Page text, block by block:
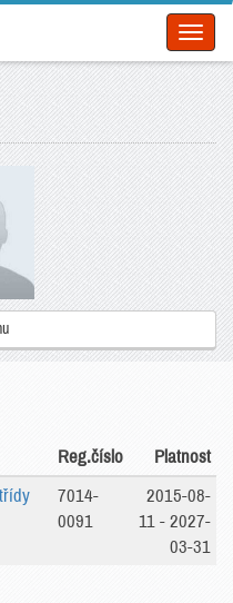
Reg.číslo Platnost
7014-
0091
2015-08-
11 - 2027-
03-31